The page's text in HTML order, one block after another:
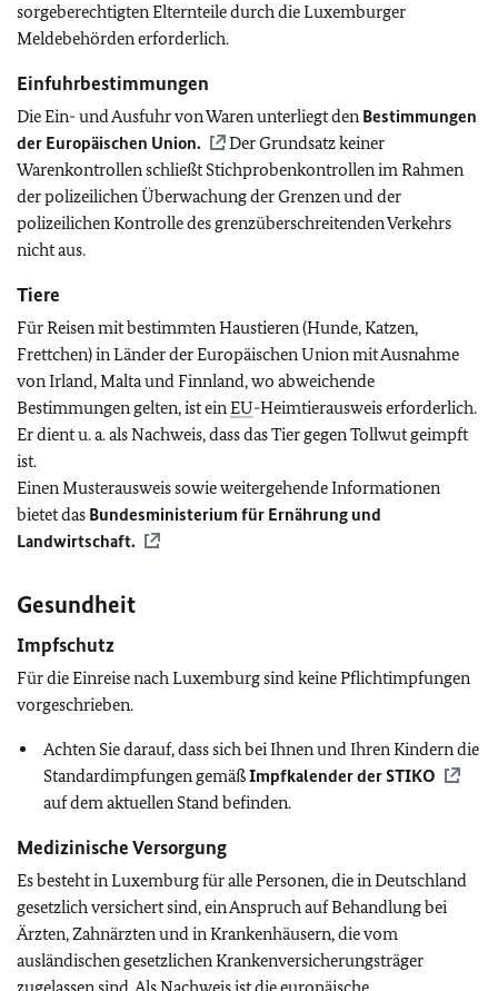
sorgeberechtigten Elternteile durch die Luxemburger
Meldebehörden erforderlich.
Einfuhrbestimmungen
Die Ein- und Ausfuhr von Waren unterliegt den Bestimmungen
der Europäischen Union.
Der Grundsatz keiner
Warenkontrollen schließt Stichprobenkontrollen im Rahmen
der polizeilichen Überwachung der Grenzen und der
polizeilichen Kontrolle des grenzüberschreitenden Verkehrs
nicht aus.
Tiere
Für Reisen mit bestimmten Haustieren (Hunde, Katzen,
Frettchen) in Länder der Europäischen Union mit Ausnahme
von Irland, Malta und Finnland, wo abweichende
Bestimmungen gelten, ist einEU-Heimtierausweis erforderlich.
Er dient u. a. als Nachweis, dass das Tier gegen Tollwut geimpft
ist.
Einen Musterausweis sowie weitergehende Informationen
bietet das Bundesministerium für Ernährung und
Landwirtschaft.
Gesundheit
Impfschutz
Für die Einreise nach Luxemburg sind keine Pflichtimpfungen
vorgeschrieben.
Achten Sie darauf, dass sich bei Ihnen und Ihren Kindern die
Standardimpfungen gemäßImpfkalender derSTIKO
auf dem aktuellen Stand befinden.
Medizinische Versorgung
Es besteht in Luxemburg für alle Personen, die in Deutschland
gesetzlich versichert sind, ein Anspruch auf Behandlung bei
Ärzten, Zahnärzten und in Krankenhäusern, die vom
ausländischen gesetzlichen Krankenversicherungsträger